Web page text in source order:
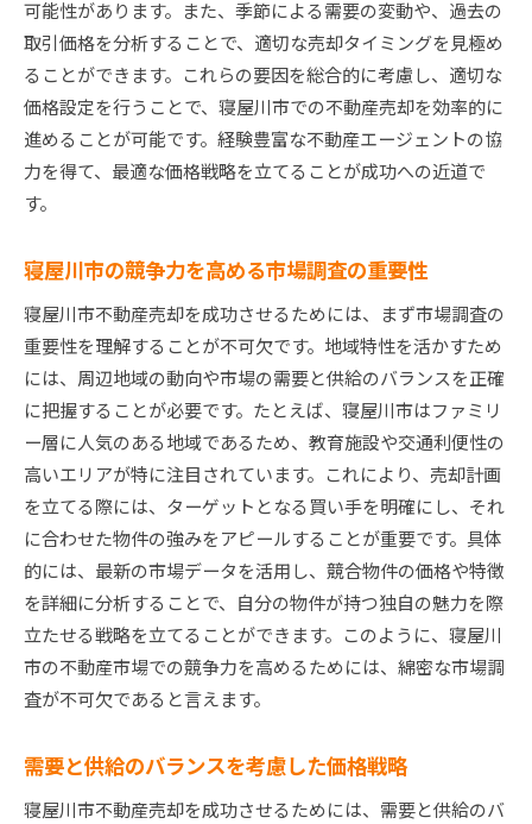
可能性があります。また、季節による需要の変動や、過去の
取引価格を分析することで、適切な売却タイミングを見極め
ることができます。これらの要因を総合的に考慮し、適切な
価格設定を行うことで、寝屋川市での不動産売却を効率的に
進めることが可能です。経験豊富な不動産エージェントの協
力を得て、最適な価格戦略を立てることが成功への近道で
す。
寝屋川市の競争力を高める市場調査の重要性
寝屋川市不動産売却を成功させるためには、まず市場調査の
重要性を理解することが不可欠です。地域特性を活かすため
には、周辺地域の動向や市場の需要と供給のバランスを正確
に把握することが必要です。たとえば、寝屋川市はファミリ
ー層に人気のある地域であるため、教育施設や交通利便性の
高いエリアが特に注目されています。これにより、売却計画
を立てる際には、ターゲットとなる買い手を明確にし、それ
に合わせた物件の強みをアピールすることが重要です。具体
的には、最新の市場データを活用し、競合物件の価格や特徴
を詳細に分析することで、自分の物件が持つ独自の魅力を際
立たせる戦略を立てることができます。このように、寝屋川
市の不動産市場での競争力を高めるためには、綿密な市場調
査が不可欠であると言えます。
需要と供給のバランスを考慮した価格戦略
寝屋川市不動産売却を成功させるためには、需要と供給のバ